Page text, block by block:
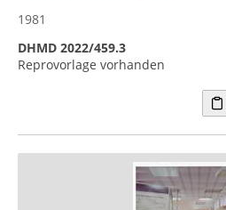
1981
DHMD 2022/459.3
Reprovorlage vorhanden